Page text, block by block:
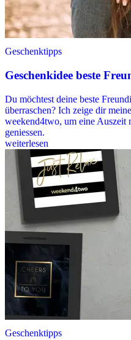
Geschenktipps
Geschenkidee beste
Du möchtest deine beste
überraschen? Ich zeige dir
weekend4two, um eine Auszeit
geniessen.
weiterlesen
Geschenktipps